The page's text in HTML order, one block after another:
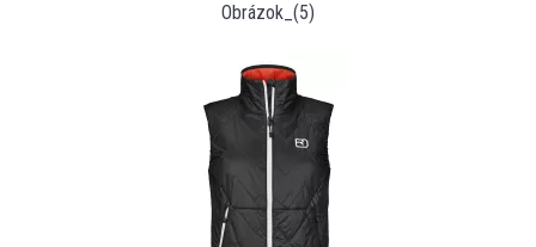
Obrázok_(5)